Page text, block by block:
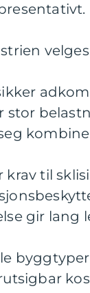
stor
krav til
gir lang